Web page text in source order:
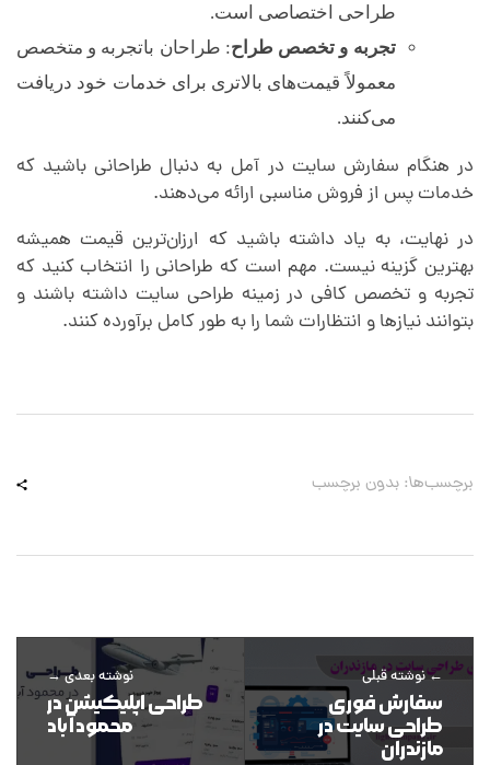
طراحی اختصاصی است.
تجربه و تخصص طراح: طراحان باتجربه و متخصص
معمولاً قیمت‌های بالاتری برای خدمات خود دریافت
می‌کنند.
در هنگام سفارش سایت در آمل به دنبال طراحانی باشید که
خدمات پس از فروش مناسبی ارائه می‌دهند.
در نهایت، به یاد داشته باشید که ارزان‌ترین قیمت همیشه
بهترین گزینه نیست. مهم است که طراحانی را انتخاب کنید که
تجربه و تخصص کافی در زمینه طراحی سایت داشته باشند و
بتوانند نیازها و انتظارات شما را به طور کامل برآورده کنند.
برچسب‌ها: بدون برچسب
نوشته قبلی
سفارش فوری
طراحی سایت در
مازندران
نوشته بعدی
طراحی اپلیکیشن در
محمود آباد